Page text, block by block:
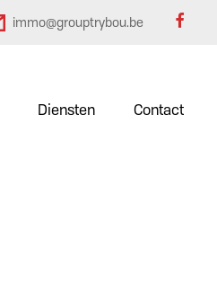
immo@grouptrybou.be
Diensten Contact